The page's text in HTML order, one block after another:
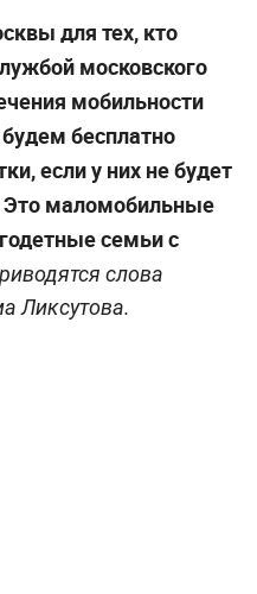
для тех, кто
московского
мобильности
бесплатно
если у них не будет
Это маломобильные
семьи с
слова
Ликсутова.